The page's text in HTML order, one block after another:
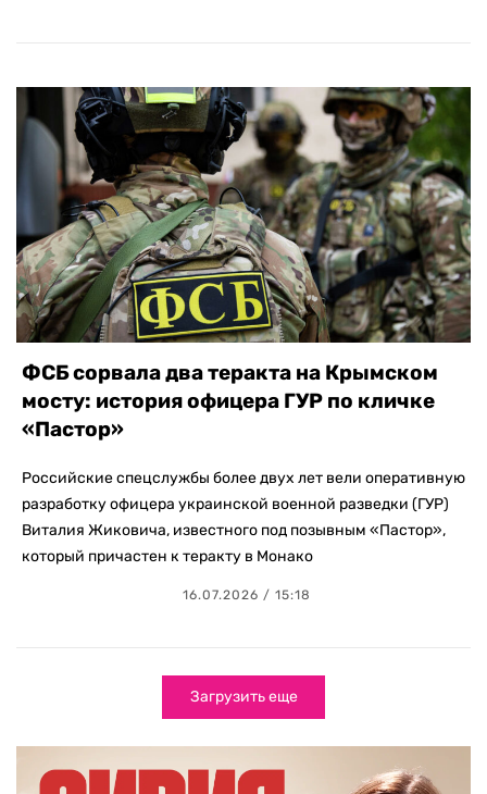
ФСБ сорвала два теракта на Крымском
мосту: история офицера ГУР по кличке
«Пастор»
Российские спецслужбы более двух лет вели оперативную
разработку офицера украинской военной разведки (ГУР)
Виталия Жиковича, известного под позывным «Пастор»,
который причастен к теракту в Монако
16.07.2026 / 15:18
Загрузить еще